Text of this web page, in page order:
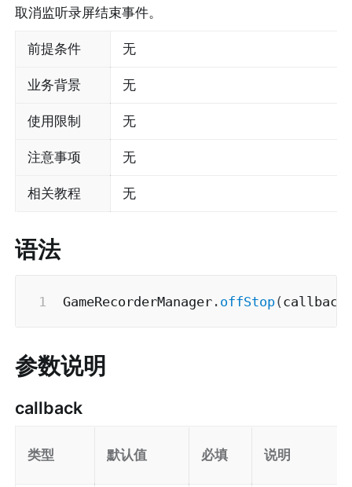
取消监听录屏结束事件。
前提条件 无
业务背景 无
使用限制 无
注意事项 无
相关教程 无
语法
GameRecorderManager . offStop( callback
参数说明
callback
类型 默认值 必填 说明